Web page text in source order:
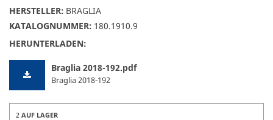
HERSTELLER: BRAGLIA
KATALOGNUMMER: 180.1910.9
HERUNTERLADEN:
Braglia 2018-192.pdf
Braglia 2018-192
2 AUF LAGER